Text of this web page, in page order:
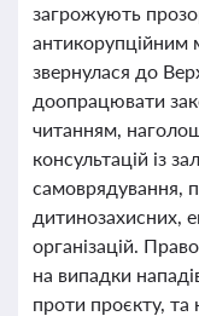
загрожують
антикорупційним
звернулася до
доопрацювати
читанням,
консультацій із
самоврядування,
дитинозахисних,
організацій.
на випадки
проти проєкту, та